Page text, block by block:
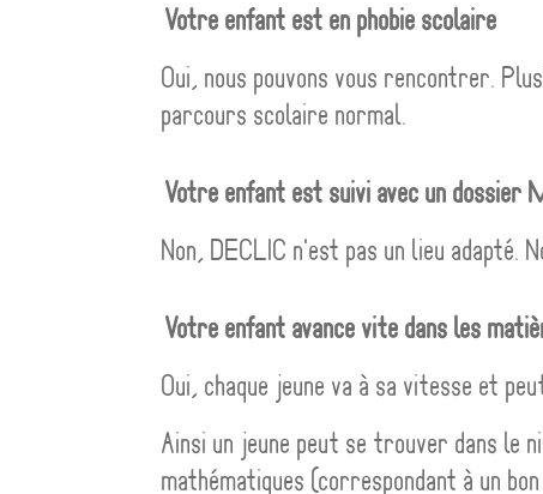
Votre enfant est en phobie scolaire
Oui, nous pouvons vous rencontrer.
parcours scolaire normal.
Votre enfant est suivi avec un dossier
Non, DECLIC n'est pas un lieu adapté.
Votre enfant avance vite dans les
Oui, chaque jeune va à sa vitesse et
Ainsi un jeune peut se trouver dans le
mathématiques (correspondant à un